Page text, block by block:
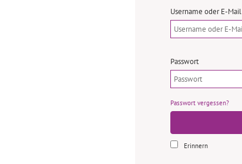
Username oder E-Mail
Passwort
Passwort vergessen?
Erinnern